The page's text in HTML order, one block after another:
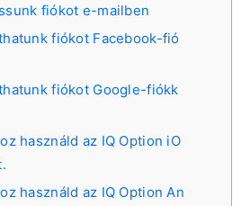
fiókot e-mailben
fiókot Facebook-fió
fiókot Google-fiókk
használd az IQ Option iO
használd az IQ Option An